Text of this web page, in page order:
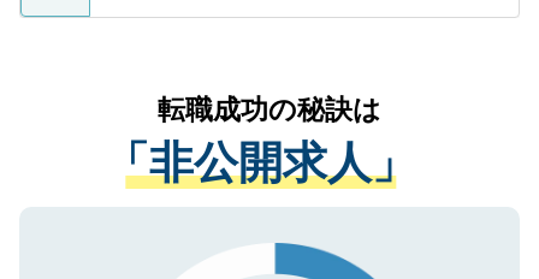
ているすべての個人データはご本人の許可
は、個人情報の取り扱いについての厳密な
管理基準を満たした事業者のみに付与され
る、プライバシーマークを取得済みです。
ご登録いただいた個人情報は、SSL（デー
で、機密保持に関してもご安心ください。
かがいして、現在の医療機関の状況や紹介
経験をまじえながら、適切なアドバイスを
させていただきます。すぐにご転職をされ
ない方には、長期的なサポートが可能です
ので、まずはご登録ください。
転職成功の秘訣は
「非公開求人」